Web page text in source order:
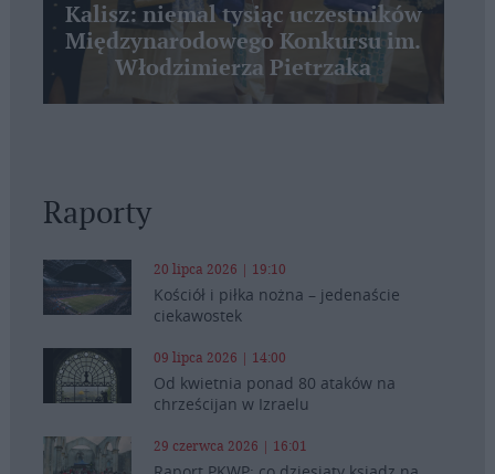
Kalisz: niemal tysiąc uczestników
Międzynarodowego Konkursu im.
Włodzimierza Pietrzaka
Raporty
20 lipca 2026 | 19:10
Kościół i piłka nożna – jedenaście
ciekawostek
09 lipca 2026 | 14:00
Od kwietnia ponad 80 ataków na
chrześcijan w Izraelu
29 czerwca 2026 | 16:01